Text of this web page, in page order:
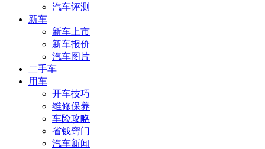
汽车评测
新车
新车上市
新车报价
汽车图片
二手车
用车
开车技巧
维修保养
车险攻略
省钱窍门
汽车新闻